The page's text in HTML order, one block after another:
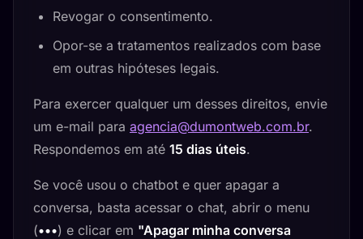
Revogar o consentimento.
Opor-se a tratamentos realizados com base
em outras hipóteses legais.
Para exercer qualquer um desses direitos, envie
um e-mail para agencia@dumontweb.com.br.
Respondemos em até 15 dias úteis.
Se você usou o chatbot e quer apagar a
conversa, basta acessar o chat, abrir o menu
(•••) e clicar em "Apagar minha conversa